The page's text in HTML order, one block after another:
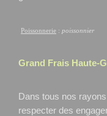
Poissonnerie : poissonnier
Grand Frais Haute-
Dans tous nos
respecter des